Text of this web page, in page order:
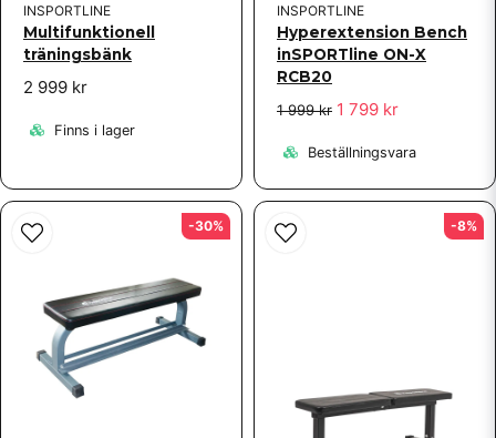
INSPORTLINE
Multifunktionell
träningsbänk
2 999 kr
Finns i lager
INSPORTLINE
Hyperextension Bench
inSPORTline ON-X
RCB20
1 999 kr 1 799 kr
Beställningsvara
-30% -8%